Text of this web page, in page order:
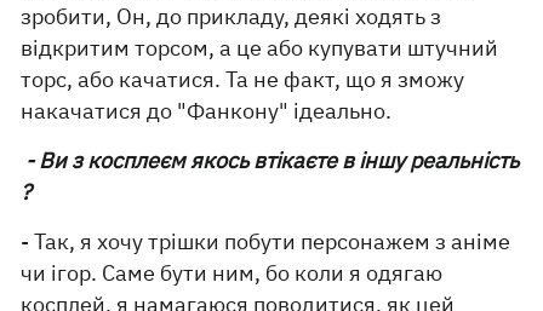
зробити, Он, до прикладу, деякі ходять з
відкритим торсом, а це або купувати штучний
торс, або качатися. Та не факт, що я зможу
накачатися до "Фанкону" ідеально.
- Ви з косплеєм якось втікаєте в іншу реальність
?
- Так, я хочу трішки побути персонажем з аніме
чи ігор. Саме бути ним, бо коли я одягаю
косплей, я намагаюся поводитися, як цей